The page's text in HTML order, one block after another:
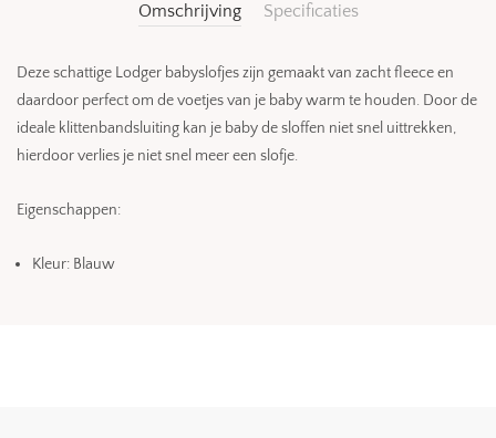
Omschrijving Specificaties
Deze schattige Lodger babyslofjes zijn gemaakt van zacht fleece en
daardoor perfect om de voetjes van je baby warm te houden. Door de
ideale klittenbandsluiting kan je baby de sloffen niet snel uittrekken,
hierdoor verlies je niet snel meer een slofje.
Eigenschappen:
Kleur: Blauw